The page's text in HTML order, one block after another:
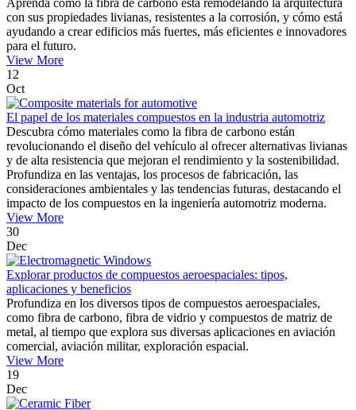
Aprenda cómo la fibra de carbono está remodelando la arquitectura
con sus propiedades livianas, resistentes a la corrosión, y cómo está
ayudando a crear edificios más fuertes, más eficientes e innovadores
para el futuro.
View More
12
Oct
El papel de los materiales compuestos en la industria automotriz
Descubra cómo materiales como la fibra de carbono están
revolucionando el diseño del vehículo al ofrecer alternativas livianas
y de alta resistencia que mejoran el rendimiento y la sostenibilidad.
Profundiza en las ventajas, los procesos de fabricación, las
consideraciones ambientales y las tendencias futuras, destacando el
impacto de los compuestos en la ingeniería automotriz moderna.
View More
30
Dec
Explorar productos de compuestos aeroespaciales: tipos,
aplicaciones y beneficios
Profundiza en los diversos tipos de compuestos aeroespaciales,
como fibra de carbono, fibra de vidrio y compuestos de matriz de
metal, al tiempo que explora sus diversas aplicaciones en aviación
comercial, aviación militar, exploración espacial.
View More
19
Dec